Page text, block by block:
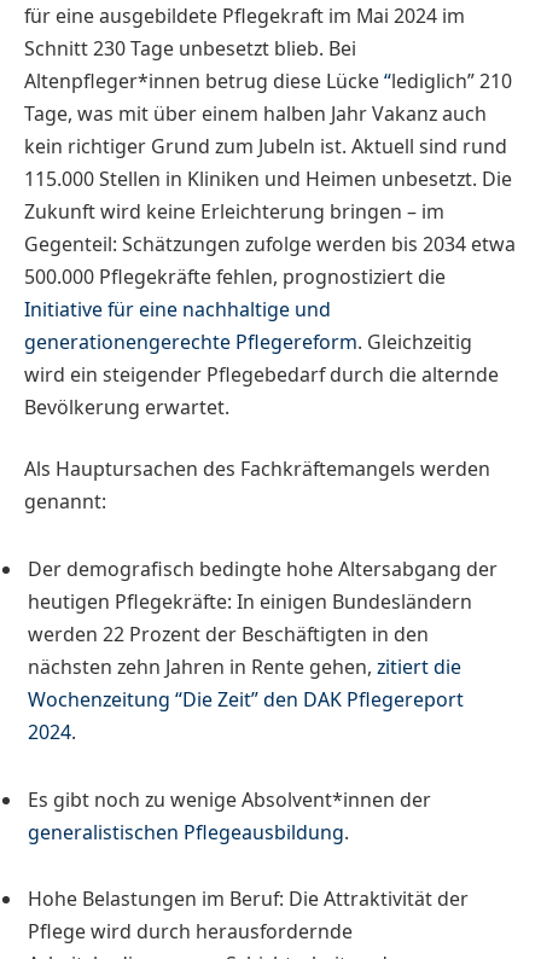
für eine ausgebildete Pflegekraft im Mai 2024 im
Schnitt 230 Tage unbesetzt blieb. Bei
Altenpfleger*innen betrug diese Lücke“lediglich” 210
Tage, was mit über einem halben Jahr Vakanz auch
kein richtiger Grund zum Jubeln ist. Aktuell sind rund
115.000 Stellen in Kliniken und Heimen unbesetzt. Die
Zukunft wird keine Erleichterung bringen – im
Gegenteil: Schätzungen zufolge werden bis 2034 etwa
500.000 Pflegekräfte fehlen, prognostiziert die
Initiative für eine nachhaltige und
generationengerechte Pflegereform. Gleichzeitig
wird ein steigender Pflegebedarf durch die alternde
Bevölkerung erwartet.
Als Hauptursachen des Fachkräftemangels werden
genannt:
Der demografisch bedingte hohe Altersabgang der
heutigen Pflegekräfte: In einigen Bundesländern
werden 22 Prozent der Beschäftigten in den
nächsten zehn Jahren in Rente gehen, zitiert die
Wochenzeitung “Die Zeit” den DAK Pflegereport
2024.
Es gibt noch zu wenige Absolvent*innen der
generalistischen Pflegeausbildung.
Hohe Belastungen im Beruf: Die Attraktivität der
Pflege wird durch herausfordernde